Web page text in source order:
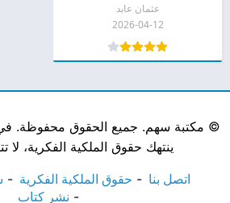
عثمان عابد
2026-04-12
© مكتبة سهم. جميع الحقوق محفوظة.
ينتهك حقوق الملكية الفكرية، لا
اتصل بنا حقوق الملكية الفكرية
نشر كتاب